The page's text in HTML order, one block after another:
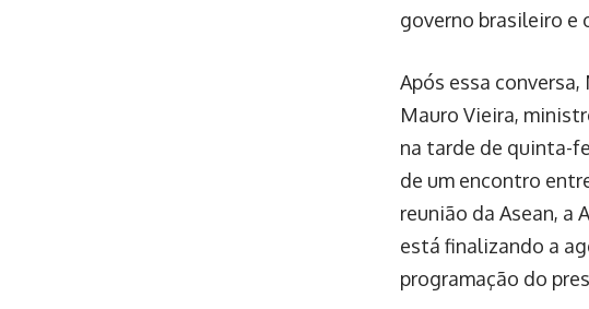
governo brasileiro e
Após essa
Mauro Vieira,
na tarde de quinta-
de um encontro
reunião da Asean, a
está finalizando a
programação do